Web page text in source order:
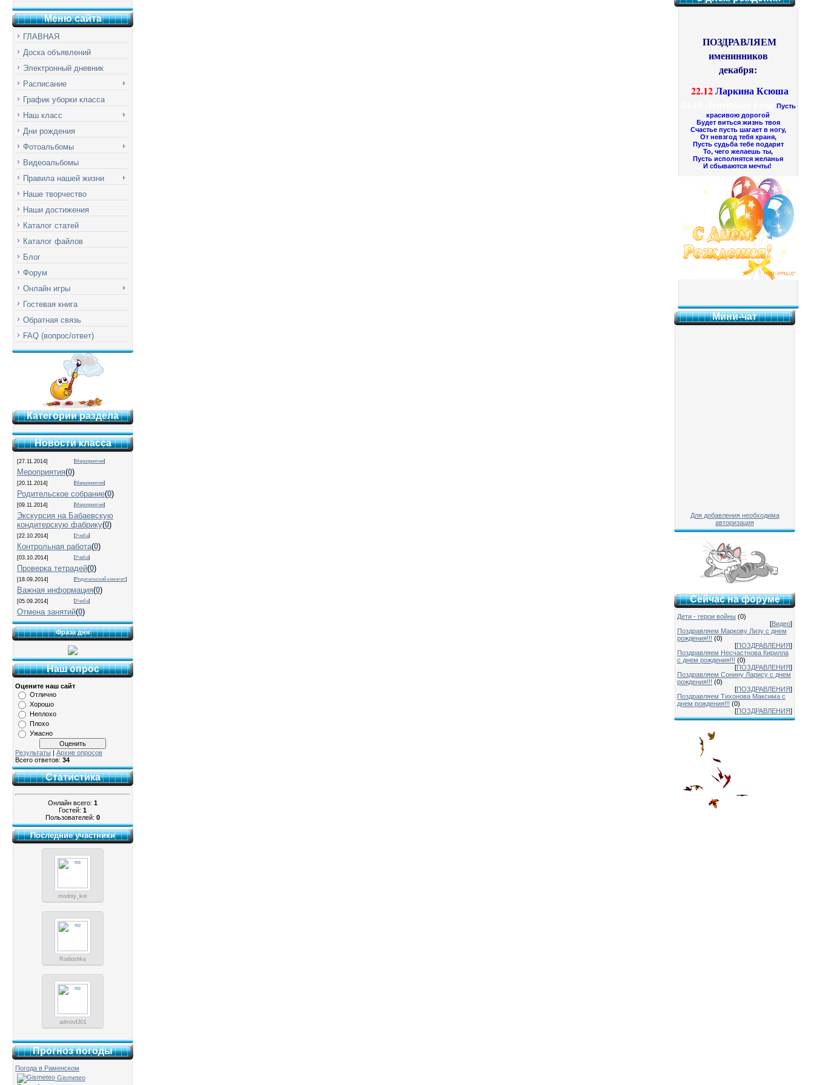
Меню сайта
ГЛАВНАЯ
Доска объявлений
Электронный дневник
Расписание
График уборки класса
Наш класс
Дни рождения
Фотоальбомы
Видеоальбомы
Правила нашей жизни
Наше творчество
Наши достижения
Каталог статей
Каталог файлов
Блог
Форум
Онлайн игры
Гостевая книга
Обратная связь
FAQ (вопрос/ответ)
Категории раздела
Новости класса
[27.11.2014] [Мероприятия]
Мероприятия(0)
[20.11.2014] [Мероприятия]
Родительское собрание(0)
[09.11.2014] [Мероприятия]
Экскурсия на Бабаевскую
кондитерскую фабрику(0)
[22.10.2014] [Учеба]
Контрольная работа(0)
[03.10.2014] [Учеба]
Проверка тетрадей(0)
[18.09.2014] [Родительский комитет]
Важная информация(0)
[05.09.2014] [Учеба]
Отмена занятий(0)
Фраза дня
Наш опрос
Оцените наш сайт
Отлично
Хорошо
Неплохо
Плохо
Ужасно
Результаты | Архив опросов
Всего ответов: 34
Статистика
Онлайн всего: 1
Гостей: 1
Пользователей: 0
Последние участники
modniy_kot
Rodioshka
admin4301
Прогноз погоды
Погода в Раменском
Gismeteo
ПОЗДРАВЛЯЕМ
именинников
декабря:
22.12Ларкина Ксюша
Пусть
красивою дорогой
Будет виться жизнь твоя
Счастье пусть шагает в ногу,
От невзгод тебя храня,
Пусть судьба тебе подарит
То, чего желаешь ты,
Пусть исполнятся желанья
И сбываются мечты!
Мини-чат
Для добавления необходима
авторизация
Сейчас на форуме
Дети - герои войны (0)
[Видео]
Поздравляем Маркову Лизу с днем
рождения!!! (0)
[ПОЗДРАВЛЕНИЯ]
Поздравляем Несчастнова Кирилла
с днем рождения!!! (0)
[ПОЗДРАВЛЕНИЯ]
Поздравляем Сонину Ларису с днем
рождения!!! (0)
[ПОЗДРАВЛЕНИЯ]
Поздравляем Тихонова Максима с
днем рождения!!! (0)
[ПОЗДРАВЛЕНИЯ]